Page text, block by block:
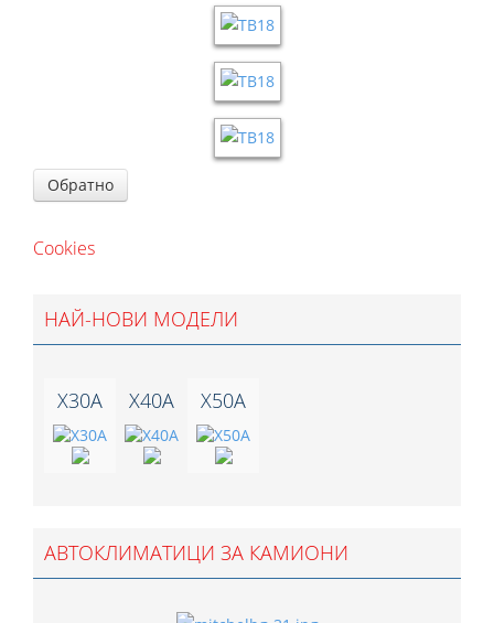
Обратно
Cookies
НАЙ-НОВИ МОДЕЛИ
X30A X40A X50A
АВТОКЛИМАТИЦИ ЗА КАМИОНИ